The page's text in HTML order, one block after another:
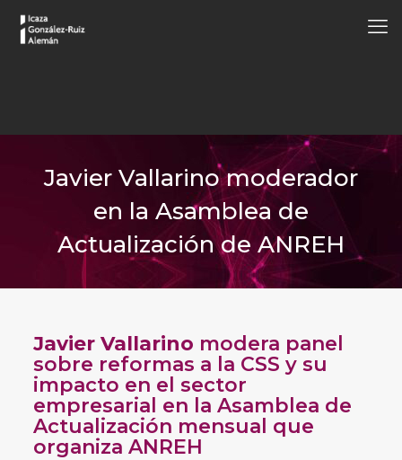
Javier Vallarino moderador
en la Asamblea de
Actualización de ANREH
Javier Vallarino modera panel
sobre reformas a la CSS y su
impacto en el sector
empresarial en la Asamblea de
Actualización mensual que
organiza ANREH